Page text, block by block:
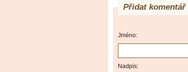
Přidat komentář
Jméno:
Nadpis: